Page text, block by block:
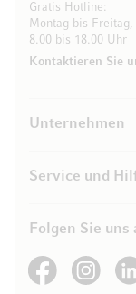
Gratis Hotline:
Montag bis Freitag,
8.00 bis 18.00 Uhr
Kontaktieren Sie
Unternehmen
Service und
Folgen Sie uns
See our Facebook
See our See